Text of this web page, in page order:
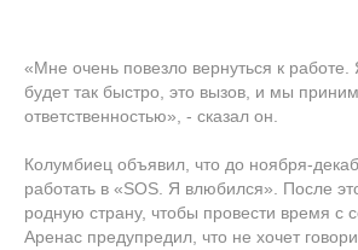
«Мне очень повезло вернуться к работе.
будет так быстро, это вызов, и мы
ответственностью», - сказал он.
Колумбиец объявил, что до ноября-
работать в «SOS. Я влюбился». После
родную страну, чтобы провести время с
Аренас предупредил, что не хочет